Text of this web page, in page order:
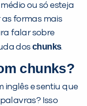
ou só esteja
formas mais
falar sobre
dos chunks.
chunks?
inglês e sentiu que
Isso